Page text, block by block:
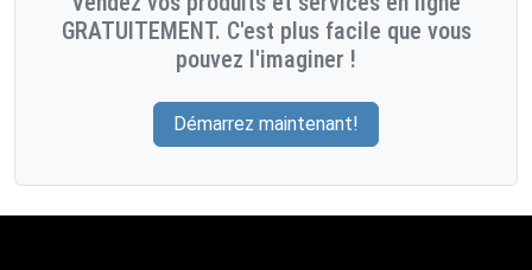
GRATUITEMENT. C'est plus facile que vous
pouvez l'imaginer !
Démarrez maintenant!